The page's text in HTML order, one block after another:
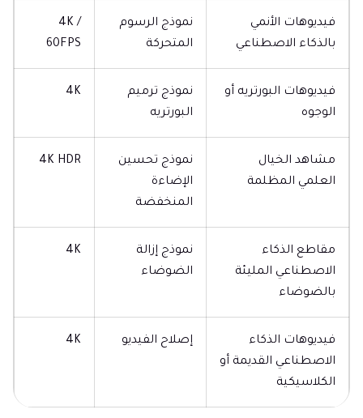
فيديوهات الأنمي
بالذكاء الاصطناعي
نموذج الرسوم
المتحركة
4K /
60FPS
فيديوهات البورتريه أو
الوجوه
نموذج ترميم
البورتريه
4K
مشاهد الخيال
العلمي المظلمة
نموذج تحسين
الإضاءة
المنخفضة
4K HDR
مقاطع الذكاء
الاصطناعي المليئة
بالضوضاء
نموذج إزالة
الضوضاء
4K
فيديوهات الذكاء
الاصطناعي القديمة أو
الكلاسيكية
إصلاح الفيديو 4K